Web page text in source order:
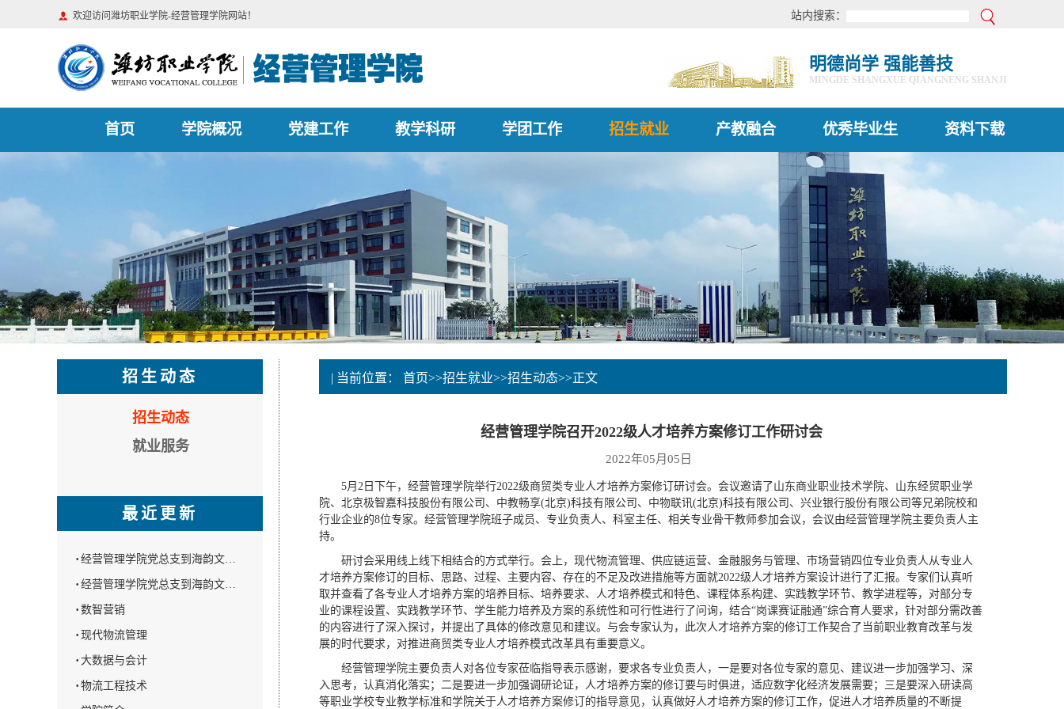
站内搜索：
欢迎访问潍坊职业学院-经营管理学院网站！
明德尚学 强能善技
MINGDE SHANGXUE QIANGNENG SHANJI
首页 学院概况 党建工作 教学科研 学团工作 招生就业 产教融合 优秀毕业生 资料下载
招生动态
招生动态
就业服务
最近更新
· 经营管理学院党总支到海韵文…
· 经营管理学院党总支到海韵文…
· 数智营销
· 现代物流管理
· 大数据与会计
· 物流工程技术
| 当前位置： 首页>>招生就业>>招生动态>>正文
经营管理学院召开2022级人才培养方案修订工作研讨会
2022年05月05日
5月2日下午，经营管理学院举行2022级商贸类专业人才培养方案修订研讨会。会议邀请了山东商业职业技术学院、山东经贸职业学
院、北京极智嘉科技股份有限公司、中教畅享(北京)科技有限公司、中物联讯(北京)科技有限公司、兴业银行股份有限公司等兄弟院校和
行业企业的8位专家。经营管理学院班子成员、专业负责人、科室主任、相关专业骨干教师参加会议，会议由经营管理学院主要负责人主
持。
研讨会采用线上线下相结合的方式举行。会上，现代物流管理、供应链运营、金融服务与管理、市场营销四位专业负责人从专业人
才培养方案修订的目标、思路、过程、主要内容、存在的不足及改进措施等方面就2022级人才培养方案设计进行了汇报。专家们认真听
取并查看了各专业人才培养方案的培养目标、培养要求、人才培养模式和特色、课程体系构建、实践教学环节、教学进程等，对部分专
业的课程设置、实践教学环节、学生能力培养及方案的系统性和可行性进行了问询，结合“岗课赛证融通”综合育人要求，针对部分需改善
的内容进行了深入探讨，并提出了具体的修改意见和建议。与会专家认为，此次人才培养方案的修订工作契合了当前职业教育改革与发
展的时代要求，对推进商贸类专业人才培养模式改革具有重要意义。
经营管理学院主要负责人对各位专家莅临指导表示感谢，要求各专业负责人，一是要对各位专家的意见、建议进一步加强学习、深
入思考，认真消化落实；二是要进一步加强调研论证，人才培养方案的修订要与时俱进，适应数字化经济发展需要；三是要深入研读高
等职业学校专业教学标准和学院关于人才培养方案修订的指导意见，认真做好人才培养方案的修订工作，促进人才培养质量的不断提